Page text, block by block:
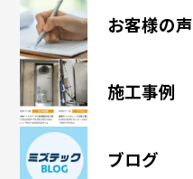
お客様の声
施工事例
ブログ